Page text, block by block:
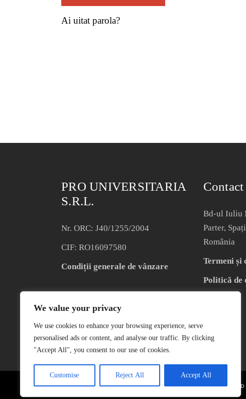
We value your privacy
We use cookies to enhance your browsing experience, serve
personalised ads or content, and analyse our traffic. By clicking
"Accept All", you consent to our use of cookies.
Customise Reject All Accept All
Ai uitat parola?
PRO UNIVERSITARIA
S.R.L.
Nr. ORC: J40/1255/2004
CIF: RO16097580
Condiții generale de vânzare
Contact
Bd-ul Iuliu
Parter,
România
Termeni și
Politică de
COPYRIGHT © 2004 – 2023 EDITURA